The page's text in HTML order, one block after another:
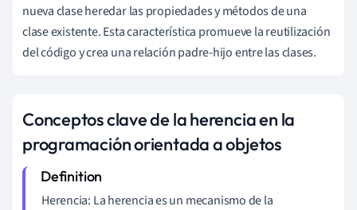
nueva clase heredar las propiedades y métodos de una
clase existente. Esta característica promueve la reutilización
del código y crea una relación padre-hijo entre las clases.
Conceptos clave de la herencia en la
programación orientada a objetos
Herencia: La herencia es un mecanismo de la